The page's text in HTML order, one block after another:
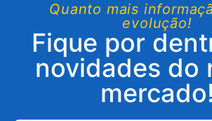
Quanto mais
evolução!
Fique por
novidades do
mercado!